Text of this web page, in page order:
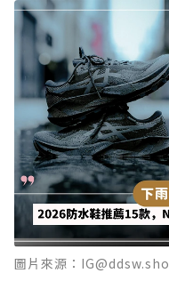
圖片來源：